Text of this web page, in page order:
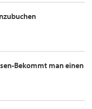
Bekommt man einen